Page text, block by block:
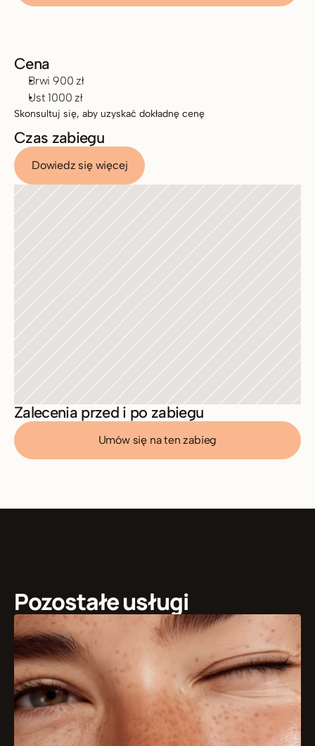
Cena
Brwi 900 zł
Ust 1000 zł
Skonsultuj się, aby uzyskać dokładnę cenę
Czas zabiegu
Dowiedz się więcej
Zalecenia przed i po zabiegu
Umów się na ten zabieg
Pozostałe usługi